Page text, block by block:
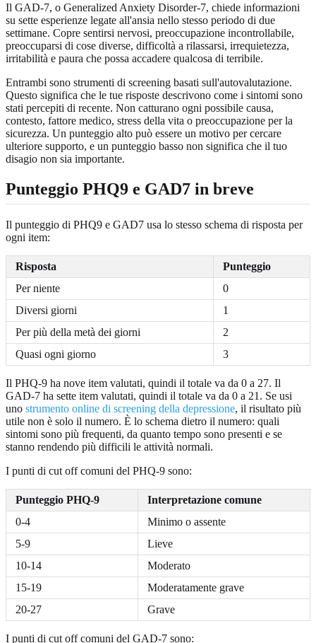
Il GAD-7, o Generalized Anxiety Disorder-7, chiede informazioni
su sette esperienze legate all'ansia nello stesso periodo di due
settimane. Copre sentirsi nervosi, preoccupazione incontrollabile,
preoccuparsi di cose diverse, difficoltà a rilassarsi, irrequietezza,
irritabilità e paura che possa accadere qualcosa di terribile.
Entrambi sono strumenti di screening basati sull'autovalutazione.
Questo significa che le tue risposte descrivono come i sintomi sono
stati percepiti di recente. Non catturano ogni possibile causa,
contesto, fattore medico, stress della vita o preoccupazione per la
sicurezza. Un punteggio alto può essere un motivo per cercare
ulteriore supporto, e un punteggio basso non significa che il tuo
disagio non sia importante.
Punteggio PHQ9 e GAD7 in breve
Il punteggio di PHQ9 e GAD7 usa lo stesso schema di risposta per
ogni item:
Risposta
Punteggio
Per niente
0
Diversi giorni
1
Per più della metà dei giorni
2
Quasi ogni giorno
3
Il PHQ-9 ha nove item valutati, quindi il totale va da 0 a 27. Il
GAD-7 ha sette item valutati, quindi il totale va da 0 a 21. Se usi
uno strumento online di screening della depressione, il risultato più
utile non è solo il numero. È lo schema dietro il numero: quali
sintomi sono più frequenti, da quanto tempo sono presenti e se
stanno rendendo più difficili le attività normali.
I punti di cut off comuni del PHQ-9 sono:
Punteggio PHQ-9
Interpretazione comune
0-4
Minimo o assente
5-9
Lieve
10-14
Moderato
15-19
Moderatamente grave
20-27
Grave
I punti di cut off comuni del GAD-7 sono: